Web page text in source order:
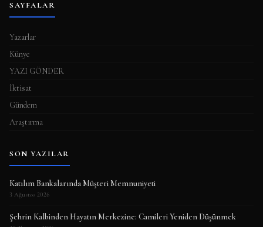
SAYFALAR
Yazarlar
Künye
YAZI GÖNDER
İktisat
Gündem
Araştırma
SON YAZILAR
Katılım Bankalarında Müşteri Memnuniyeti
3 Ağustos 2026
Şehrin Kalbinden Hayatın Merkezine: Camileri Yeniden Düşünmek